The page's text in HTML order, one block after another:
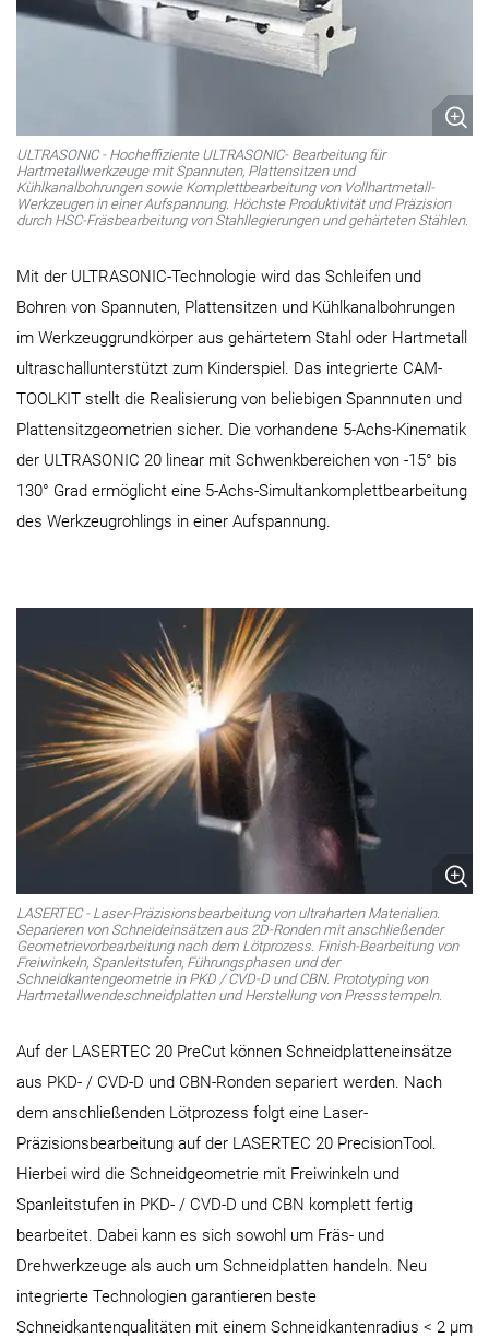
ULTRASONIC - Hocheffiziente ULTRASONIC- Bearbeitung für
Hartmetallwerkzeuge mit Spannuten, Plattensitzen und
Kühlkanalbohrungen sowie Komplettbearbeitung von Vollhartmetall-
Werkzeugen in einer Aufspannung. Höchste Produktivität und Präzision
durch HSC-Fräsbearbeitung von Stahllegierungen und gehärteten Stählen.
Mit der ULTRASONIC-Technologie wird das Schleifen und
Bohren von Spannuten, Plattensitzen und Kühlkanalbohrungen
im Werkzeuggrundkörper aus gehärtetem Stahl oder Hartmetall
ultraschallunterstützt zum Kinderspiel. Das integrierte CAM-
TOOLKIT stellt die Realisierung von beliebigen Spannnuten und
Plattensitzgeometrien sicher. Die vorhandene 5-Achs-Kinematik
der ULTRASONIC 20 linear mit Schwenkbereichen von -15° bis
130° Grad ermöglicht eine 5-Achs-Simultankomplettbearbeitung
des Werkzeugrohlings in einer Aufspannung.
LASERTEC - Laser-Präzisionsbearbeitung von ultraharten Materialien.
Separieren von Schneideinsätzen aus 2D-Ronden mit anschließender
Geometrievorbearbeitung nach dem Lötprozess. Finish-Bearbeitung von
Freiwinkeln, Spanleitstufen, Führungsphasen und der
Schneidkantengeometrie in PKD / CVD-D und CBN. Prototyping von
Hartmetallwendeschneidplatten und Herstellung von Pressstempeln.
Auf der LASERTEC 20 PreCut können Schneidplatteneinsätze
aus PKD- / CVD-D und CBN-Ronden separiert werden. Nach
dem anschließenden Lötprozess folgt eine Laser-
Präzisionsbearbeitung auf der LASERTEC 20 PrecisionTool.
Hierbei wird die Schneidgeometrie mit Freiwinkeln und
Spanleitstufen in PKD- / CVD-D und CBN komplett fertig
bearbeitet. Dabei kann es sich sowohl um Fräs- und
Drehwerkzeuge als auch um Schneidplatten handeln. Neu
integrierte Technologien garantieren beste
Schneidkantenqualitäten mit einem Schneidkantenradius < 2 µm